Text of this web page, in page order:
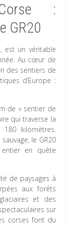
:
GR20
est un véritable
Au cœur de
des sentiers de
d’Europe :
de « sentier de
qui traverse la
kilomètres.
le GR20
en quête
de paysages à
aux forêts
et des
sur
corses font du